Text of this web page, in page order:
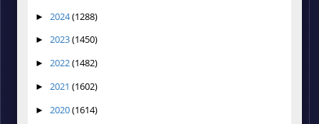
► 2024(1288)
► 2023(1450)
► 2022(1482)
► 2021 (1602)
► 2020(1614)